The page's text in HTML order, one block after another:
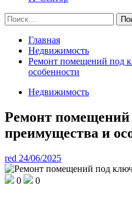
Найти:
Главная
Недвижимость
Ремонт помещений под
особенности
Недвижимость
Ремонт
преимущества и
red 24/06/2025
0 0